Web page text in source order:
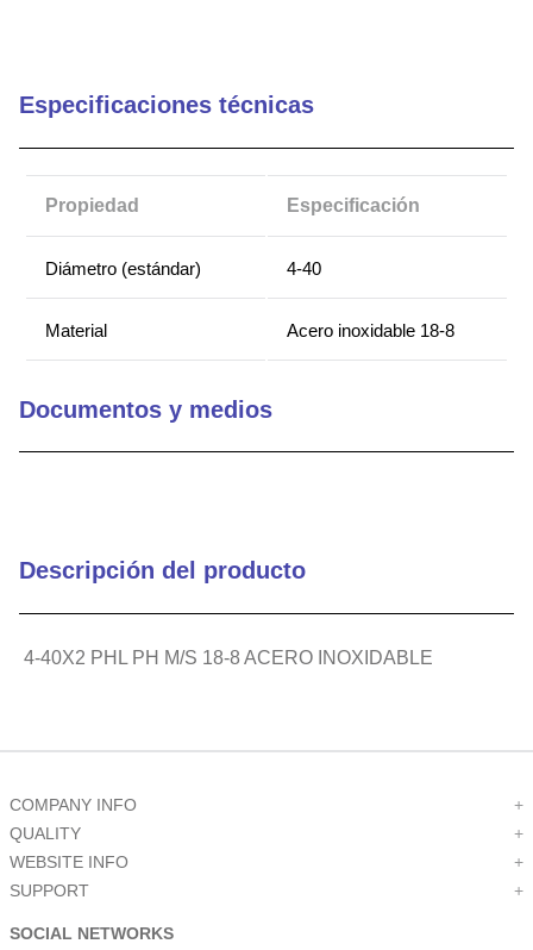
Especificaciones técnicas
Propiedad Especificación
Diámetro (estándar) 4-40
Material Acero inoxidable 18-8
Documentos y medios
Descripción del producto
4-40X2 PHL PH M/S 18-8 ACERO INOXIDABLE
COMPANY INFO
+
QUALITY
+
WEBSITE INFO
+
SUPPORT
+
SOCIAL NETWORKS